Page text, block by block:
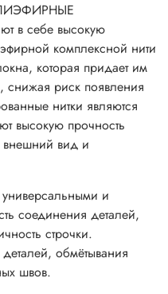
в себе высокую
комплексной нити
которая придает им
снижая риск появления
нитки являются
высокую прочность
вид и
и
соединения деталей,
строчки.
обмётывания
швов.